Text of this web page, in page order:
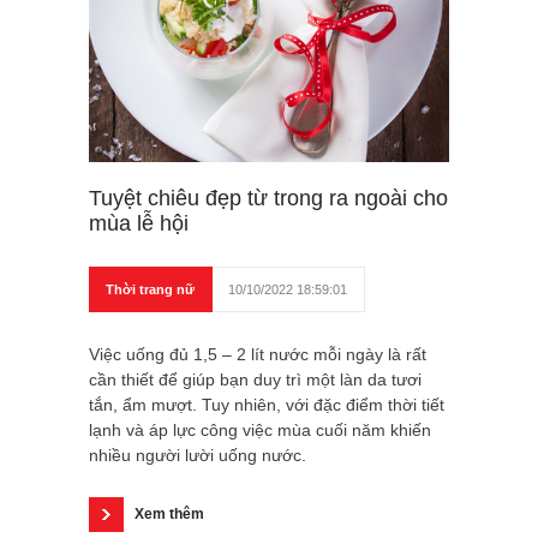
Tuyệt chiêu đẹp từ trong ra ngoài cho
mùa lễ hội
Thời trang nữ 10/10/2022 18:59:01
Việc uống đủ 1,5 – 2 lít nước mỗi ngày là rất
cần thiết để giúp bạn duy trì một làn da tươi
tắn, ẩm mượt. Tuy nhiên, với đặc điểm thời tiết
lạnh và áp lực công việc mùa cuối năm khiến
nhiều người lười uống nước.
Xem thêm